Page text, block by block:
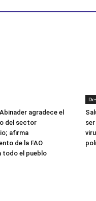
agradece el
del sector
afirma
de la FAO
todo el pueblo